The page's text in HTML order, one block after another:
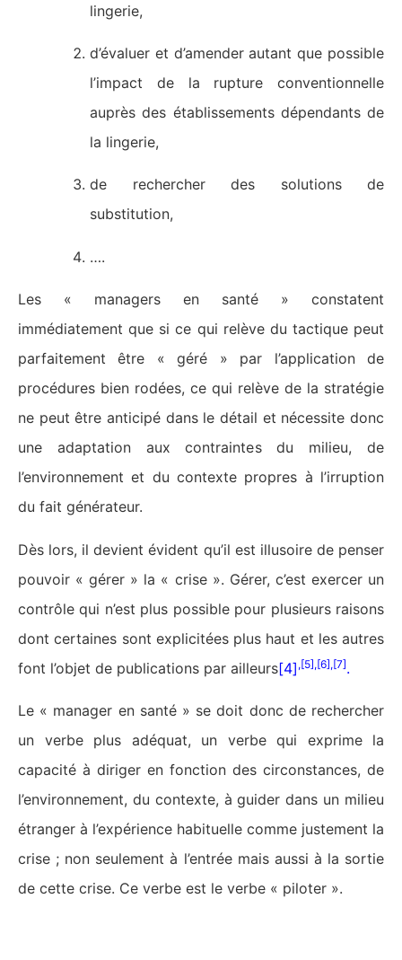
lingerie,
d’évaluer et d’amender autant que possible
l’impact de la rupture conventionnelle
auprès des établissements dépendants de
la lingerie,
de rechercher des solutions de
substitution,
….
Les « managers en santé » constatent
immédiatement que si ce qui relève du tactique peut
parfaitement être « géré » par l’application de
procédures bien rodées, ce qui relève de la stratégie
ne peut être anticipé dans le détail et nécessite donc
une adaptation aux contraintes du milieu, de
l’environnement et du contexte propres à l’irruption
du fait générateur.
Dès lors, il devient évident qu’il est illusoire de penser
pouvoir « gérer » la « crise ». Gérer, c’est exercer un
contrôle qui n’est plus possible pour plusieurs raisons
dont certaines sont explicitées plus haut et les autres
font l’objet de publications par ailleurs[4] ,[5],[6],[7].
Le « manager en santé » se doit donc de rechercher
un verbe plus adéquat, un verbe qui exprime la
capacité à diriger en fonction des circonstances, de
l’environnement, du contexte, à guider dans un milieu
étranger à l’expérience habituelle comme justement la
crise ; non seulement à l’entrée mais aussi à la sortie
de cette crise. Ce verbe est le verbe « piloter ».